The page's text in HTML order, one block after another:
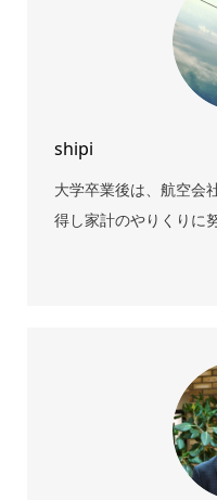
shipi
大学卒業後は、航空会
得し家計のやりくりに